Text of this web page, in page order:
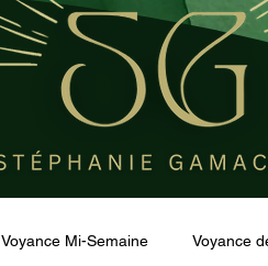
Voyance Mi-Semaine Voyance